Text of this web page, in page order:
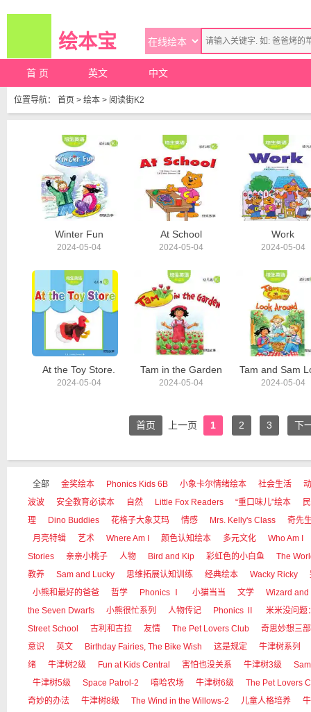
绘本宝
首 页 英文 中文
位置导航： 首页 > 绘本 > 阅读街K2
Winter Fun
2024-05-04
At School
2024-05-04
Work
2024-05-04
At the Toy Store.
2024-05-04
Tam in the Garden
2024-05-04 2024-05-04
首页 上一页 1 2 3 下
全部 金奖绘本 Phonics Kids 6B 小象卡尔情绪绘本 社会生活
波波
安全教育必读本 自然 Little Fox Readers “重口味儿”绘本
理
Dino Buddies 花格子大象艾玛 情感 Mrs. Kelly's Class
奇先
月亮特辑
艺术 Where Am I 颜色认知绘本 多元文化
Who Am I
Stories
亲亲小桃子 人物 Bird and Kip 彩虹色的小白鱼
The
教养
Sam and Lucky 思维拓展认知训练 经典绘本 Wacky Ricky
小熊和最好的爸爸
哲学 Phonics Ⅰ 小猫当当 文学
Wizard and
the Seven Dwarfs
小熊很忙系列 人物传记 Phonics Ⅱ
米米没问题
Street School
古利和古拉 友情 The Pet Lovers Club
奇思妙想三
意识
英文 Birthday Fairies, The Bike Wish 这是规定
牛津树系列
绪
牛津树2级 Fun at Kids Central 害怕也没关系 牛津树3级
牛津树5级
Space Patrol-2 嘻哈农场 牛津树6级
The Pet Lovers
奇妙的办法
牛津树8级 The Wind in the Willows-2 儿童人格培养